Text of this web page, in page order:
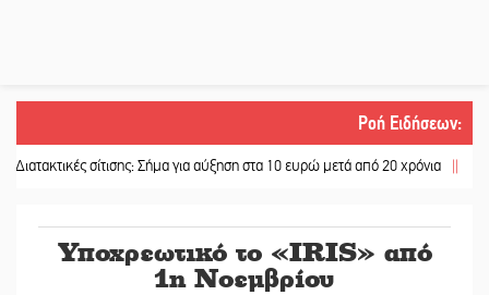
Ροή Ειδήσεων:
σίτισης: Σήμα για αύξηση στα 10 ευρώ μετά από 20 χρόνια || «Για
Υποχρεωτικό το «IRIS» από
1η Νοεμβρίου